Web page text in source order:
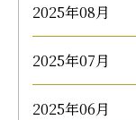
2025年08月
2025年07月
2025年06月